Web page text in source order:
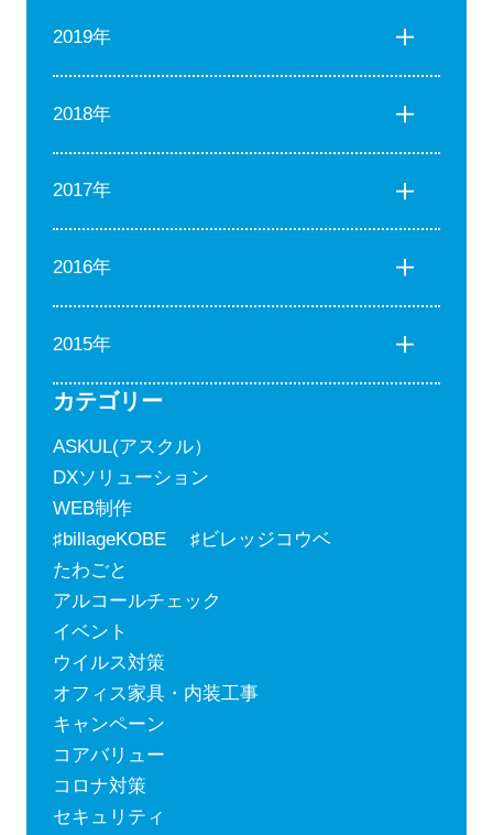
2019年
2018年
2017年
2016年
2015年
カテゴリー
ASKUL(アスクル）
DXソリューション
WEB制作
♯billageKOBE ♯ビレッジコウベ
たわごと
アルコールチェック
イベント
ウイルス対策
オフィス家具・内装工事
キャンペーン
コアバリュー
コロナ対策
セキュリティ